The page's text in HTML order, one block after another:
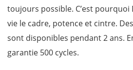
toujours possible. C’est
vie le cadre, potence et cintre.
sont disponibles pendant 2 ans.
garantie 500 cycles.